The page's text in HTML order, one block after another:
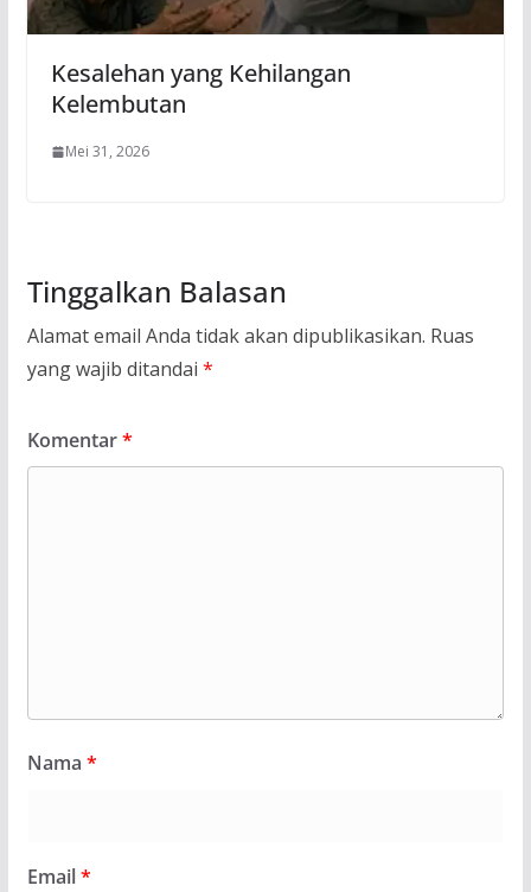
Kesalehan yang Kehilangan
Kelembutan
Mei 31, 2026
Tinggalkan Balasan
Alamat email Anda tidak akan dipublikasikan. Ruas
yang wajib ditandai *
Komentar*
Nama *
Email*